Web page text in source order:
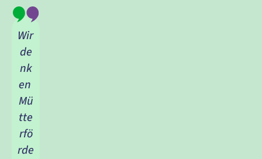
Wir
de
nk
en
Mü
tte
rfö
rde